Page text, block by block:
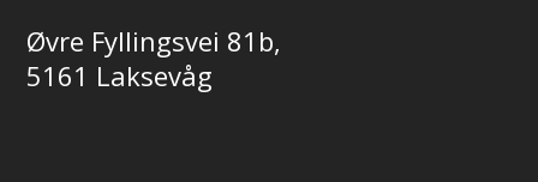
Øvre Fyllingsvei 81b,
5161 Laksevåg